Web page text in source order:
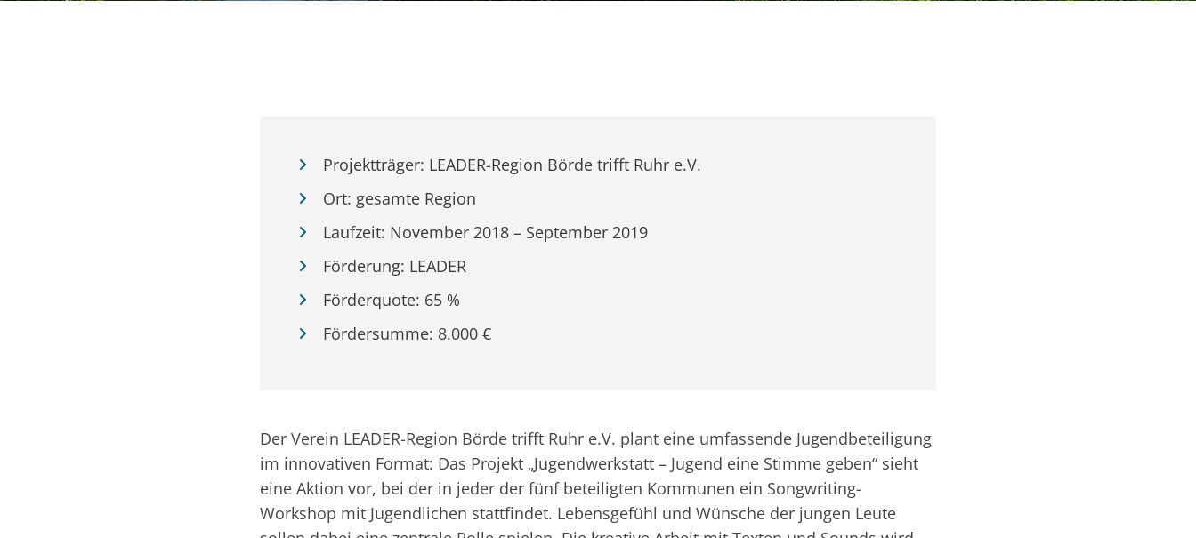
Projektträger: LEADER-Region Börde trifft Ruhr e.V.
Ort: gesamte Region
Laufzeit: November 2018 – September 2019
Förderung: LEADER
Förderquote: 65 %
Fördersumme: 8.000 €
Der Verein LEADER-Region Börde trifft Ruhr e.V. plant eine umfassende Jugendbeteiligung
im innovativen Format: Das Projekt „Jugendwerkstatt – Jugend eine Stimme geben“ sieht
eine Aktion vor, bei der in jeder der fünf beteiligten Kommunen ein Songwriting-
Workshop mit Jugendlichen stattfindet. Lebensgefühl und Wünsche der jungen Leute